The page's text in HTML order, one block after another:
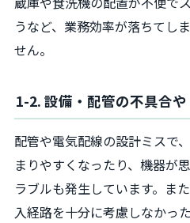
うなど、業務効率が落ちてし
せん。
1-2. 設備・配管の不具合
配管や電気配線の設計ミスで
まりやすくなったり、機器が
ラブルも発生しています。ま
入経路を十分に考慮しなかっ